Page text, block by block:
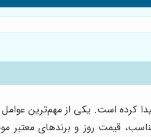
کرده است. یکی از مهم‌ترین
قیمت روز و برندهای معتبر